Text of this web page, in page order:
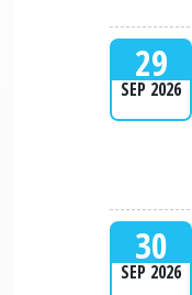
29
SEP 2026
30
SEP 2026